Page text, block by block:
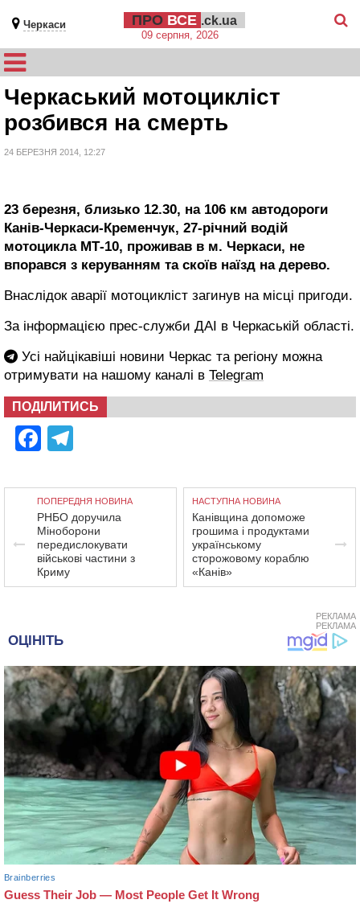
Черкаси ПРО ВСЕ .ck.ua
09 серпня, 2026
Черкаський мотоцикліст
розбився на смерть
24 БЕРЕЗНЯ 2014, 12:27
23 березня, близько 12.30, на 106 км автодороги
Канів-Черкаси-Кременчук, 27-річний водій
мотоцикла МТ-10, проживав в м. Черкаси, не
впорався з керуванням та скоїв наїзд на дерево.
Внаслідок аварії мотоцикліст загинув на місці пригоди.
За інформацією прес-служби ДАІ в Черкаській області.
Усі найцікавіші новини Черкас та регіону можна
отримувати на нашому каналі в Telegram
ПОДІЛИТИСЬ
Facebook
ПОПЕРЕДНЯ НОВИНА
РНБО доручила
Міноборони
передислокувати
військові частини з
Криму
НАСТУПНА НОВИНА
Канівщина допоможе
грошима і продуктами
українському
сторожовому кораблю
«Канів»
РЕКЛАМА
РЕКЛАМА